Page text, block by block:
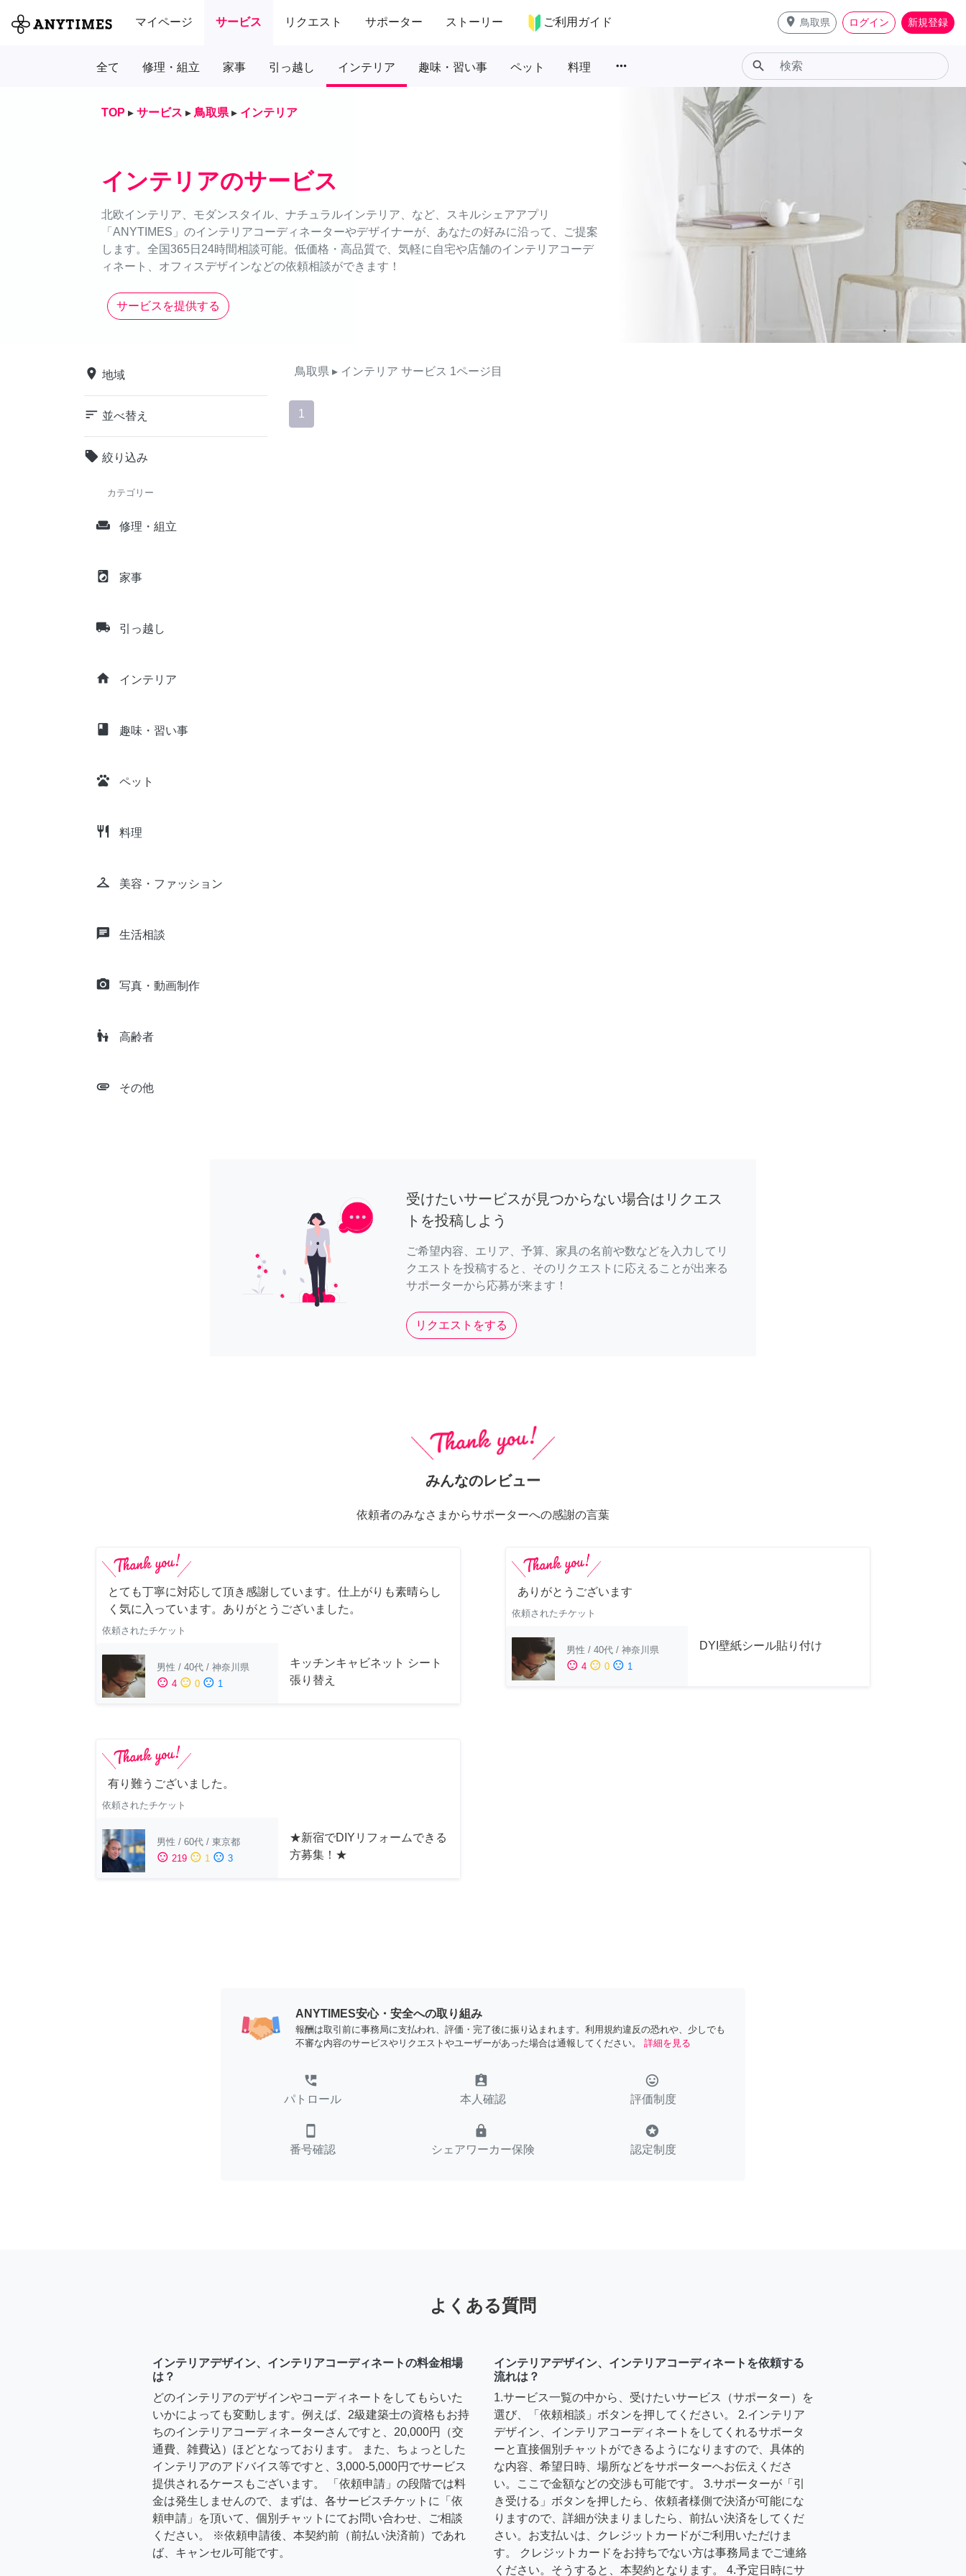
マイページ サービス リクエスト サポーター ストーリー ご利用ガイド place 鳥取県 ログイン 新規登録
全て 修理・組立 家事 引っ越し インテリア 趣味・習い事 ペット 料理 more_horiz search
TOP ▸ サービス ▸ 鳥取県 ▸ インテリア
インテリアのサービス
北欧インテリア、モダンスタイル、ナチュラルインテリア、など、スキルシェアアプリ
「ANYTIMES」のインテリアコーディネーターやデザイナーが、あなたの好みに沿って、ご提案
します。全国365日24時間相談可能。低価格・高品質で、気軽に自宅や店舗のインテリアコーデ
ィネート、オフィスデザインなどの依頼相談ができます！
サービスを提供する
place 地域
sort 並べ替え
local_offer 絞り込み
カテゴリー
weekend 修理・組立
local_laundry_service 家事
local_shipping 引っ越し
home インテリア
class 趣味・習い事
pets ペット
restaurant 料理
checkroom 美容・ファッション
chat 生活相談
camera_alt 写真・動画制作
escalator_warning 高齢者
attachment その他
鳥取県 ▸ インテリア サービス 1ページ目
1
受けたいサービスが見つからない場合はリクエス
トを投稿しよう
ご希望内容、エリア、予算、家具の名前や数などを入力してリ
クエストを投稿すると、そのリクエストに応えることが出来る
サポーターから応募が来ます！
リクエストをする
みんなのレビュー
依頼者のみなさまからサポーターへの感謝の言葉
とても丁寧に対応して頂き感謝しています。仕上がりも素晴らし
く気に入っています。ありがとうございました。
依頼されたチケット
男性 / 40代 / 神奈川県
sentiment_satisfied 4 sentiment_neutral 0 sentiment_dissatisfied 1
キッチンキャビネット シート
張り替え
ありがとうございます
依頼されたチケット
男性 / 40代 / 神奈川県
sentiment_satisfied 4 sentiment_neutral 0 sentiment_dissatisfied 1
DYI壁紙シール貼り付け
有り難うございました。
依頼されたチケット
男性 / 60代 / 東京都
sentiment_satisfied 219 sentiment_neutral 1 sentiment_dissatisfied 3
★新宿でDIYリフォームできる
方募集！★
ANYTIMES安心・安全への取り組み
報酬は取引前に事務局に支払われ、評価・完了後に振り込まれます。利用規約違反の恐れや、少しでも
不審な内容のサービスやリクエストやユーザーがあった場合は通報してください。
詳細を見る
perm_phone_msg
パトロール
assignment_ind
本人確認
tag_faces
評価制度
smartphone
番号確認
lock
シェアワーカー保険
stars
認定制度
よくある質問
インテリアデザイン、インテリアコーディネートの料金相場
は？
どのインテリアのデザインやコーディネートをしてもらいた
いかによっても変動します。例えば、2級建築士の資格もお持
ちのインテリアコーディネーターさんですと、20,000円（交
通費、雑費込）ほどとなっております。 また、ちょっとした
インテリアのアドバイス等ですと、3,000-5,000円でサービス
提供されるケースもございます。 「依頼申請」の段階では料
金は発生しませんので、まずは、各サービスチケットに「依
頼申請」を頂いて、個別チャットにてお問い合わせ、ご相談
ください。 ※依頼申請後、本契約前（前払い決済前）であれ
ば、キャンセル可能です。
インテリアデザイン、インテリアコーディネートを依頼する
流れは？
1.サービス一覧の中から、受けたいサービス（サポーター）を
選び、「依頼相談」ボタンを押してください。 2.インテリア
デザイン、インテリアコーディネートをしてくれるサポータ
ーと直接個別チャットができるようになりますので、具体的
な内容、希望日時、場所などをサポーターへお伝えくださ
い。ここで金額などの交渉も可能です。 3.サポーターが「引
き受ける」ボタンを押したら、依頼者様側で決済が可能にな
りますので、詳細が決まりましたら、前払い決済をしてくだ
さい。お支払いは、クレジットカードがご利用いただけま
す。 クレジットカードをお持ちでない方は事務局までご連絡
ください。そうすると、本契約となります。 4.予定日時にサ